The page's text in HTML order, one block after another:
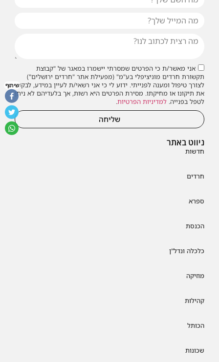
ניווט באתר
חדשות
חרדים
ספרא
הכנסת
כלכלה ונדל"ן
מוזיקה
קהילות
הכותל
שכונות
אני מאשר/ת כי הפרטים שמסרתי יישמרו במאגר של "קבוצת
תקשורת חרדים מוניציפלי בע"מ" (מפעילת אתר "חרדים ירושלים")
לצורך טיפול ומענה לפנייתי. ידוע לי כי אני רשאי/ת לעיין במידע, לבקש
את תיקונו או מחיקתו. מסירת הפרטים היא רשות, אך בלעדיהם לא ניתן
לטפל בפנייה. למדיניות הפרטיות.
שליחה
שיתוף